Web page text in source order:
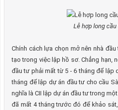
Lễ hợp long cầu
Chính cách lựa chọn mở nên nhà
tạo trong việc lập hồ sơ. Chẳng hạn,
đầu tư phải mất từ 5 - 6 tháng để lập
tháng để lập dự án đầu tư cho cầu
nghĩa là CII lập dự án đầu tư trong
đã mất 4 tháng trước đó để khảo